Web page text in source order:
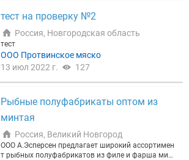
тест на проверку №2
Россия, Новгородская область
тест
ООО Протвинское мяско
13 июл 2022 г.
127
Рыбные полуфабрикаты оптом из
минтая
Россия, Великий Новгород
ООО А.Эсперсен предлагает широкий ассортимен
т рыбных полуфабрикатов из филе и фарша минт